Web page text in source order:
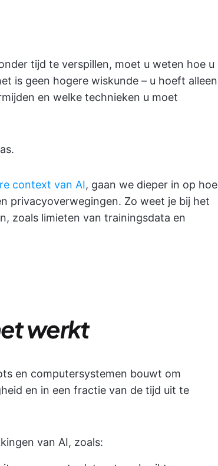
tijd te verspillen, moet u weten hoe u
is geen hogere wiskunde – u hoeft alleen
en welke technieken u moet
context van AI, gaan we dieper in op hoe
privacyoverwegingen. Zo weet je bij het
zoals limieten van trainingsdata en
werkt
en computersystemen bouwt om
en in een fractie van de tijd uit te
van AI, zoals: